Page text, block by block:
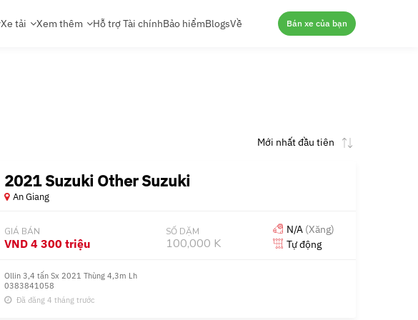
Xe tải Xem thêm Hỗ trợ Tài chínhBảo hiểmBlogsVề Bán xe của bạn
2021 Suzuki Other Suzuki
An Giang
GIÁ BÁN
VND 4 300 triệu
SỐ DẶM
100,000 KM
N/A (Xăng)
Tự động
Ollin 3,4 tấn Sx 2021 Thùng 4,3m Lh
0383841058
Đã đăng 4 tháng trước